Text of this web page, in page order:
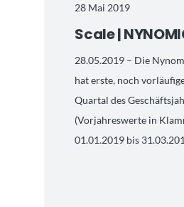
28 Mai 2019
Scale |
28.05.2019 – Die
hat erste, noch
Quartal des
(Vorjahreswerte in
01.01.2019 bis